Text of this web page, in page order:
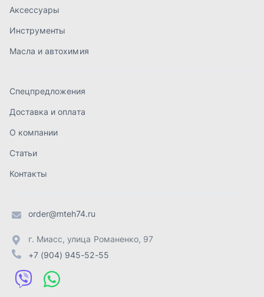
Контакты
order@mteh74.ru
+7 (904) 945-52-55
г. Златоуст
г. Челябинск
+7 (904) 945-04-44